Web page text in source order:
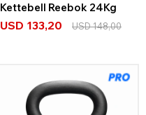
Kettebell Reebok 24Kg
USD 133,20 USD148,00